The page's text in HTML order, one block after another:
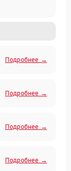
Подробнее →
Подробнее →
Подробнее →
Подробнее →